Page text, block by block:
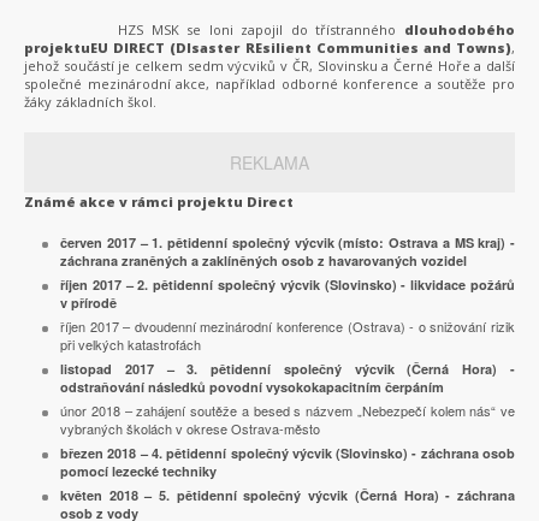
HZS MSK se loni zapojil do třístranného dlouhodobého
projektuEU DIRECT (DIsaster REsilient Communities and Towns),
jehož součástí je celkem sedm výcviků v ČR, Slovinsku a Černé Hoře a další
společné mezinárodní akce, například odborné konference a soutěže pro
žáky základních škol.
REKLAMA
Známé akce v rámci projektu Direct
červen 2017 – 1. pětidenní společný výcvik (místo: Ostrava a MS kraj) -
záchrana zraněných a zaklíněných osob z havarovaných vozidel
říjen 2017 – 2. pětidenní společný výcvik (Slovinsko) - likvidace požárů
v přírodě
říjen 2017 – dvoudenní mezinárodní konference (Ostrava) - o snižování rizik
při velkých katastrofách
listopad 2017 – 3. pětidenní společný výcvik (Černá Hora) -
odstraňování následků povodní vysokokapacitním čerpáním
únor 2018 – zahájení soutěže a besed s názvem „Nebezpečí kolem nás“ ve
vybraných školách v okrese Ostrava-město
březen 2018 – 4. pětidenní společný výcvik (Slovinsko) - záchrana osob
pomocí lezecké techniky
květen 2018 – 5. pětidenní společný výcvik (Černá Hora) - záchrana
osob z vody